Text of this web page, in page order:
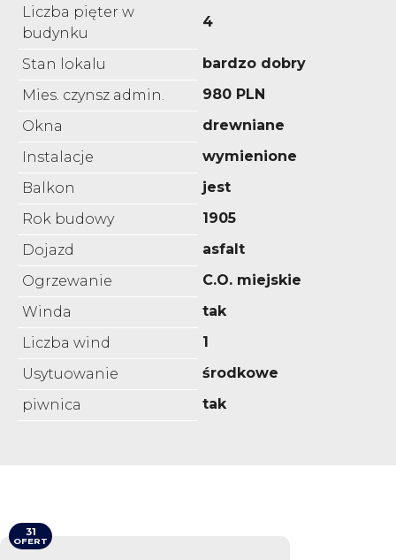
Liczba pięter w
budynku
4
Stan lokalu
bardzo dobry
Mies. czynsz admin.
980 PLN
Okna
drewniane
Instalacje
wymienione
Balkon
jest
Rok budowy
1905
Dojazd
asfalt
Ogrzewanie
C.O. miejskie
Winda
tak
Liczba wind
1
Usytuowanie
środkowe
piwnica
tak
31
OFERT